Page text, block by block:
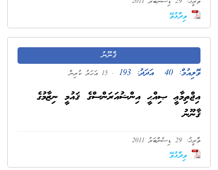
ވިދާޅުވޭ
ޤާނޫނު
ވޮލިއުމް:40 އަދަދު: 193 . 15 އަހަރު ކުރިން
އިޖްތިމާޢީ ޞިއްޙީ އިންޝުއަރަންސްގެ ޤައުމީ ނިޒާމުގެ
ޤާނޫނު
ތާރީޚު: 29 ޑިސެންބަރު 2011
ވިދާޅުވޭ